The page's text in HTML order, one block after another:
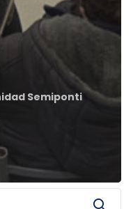
Semiponti